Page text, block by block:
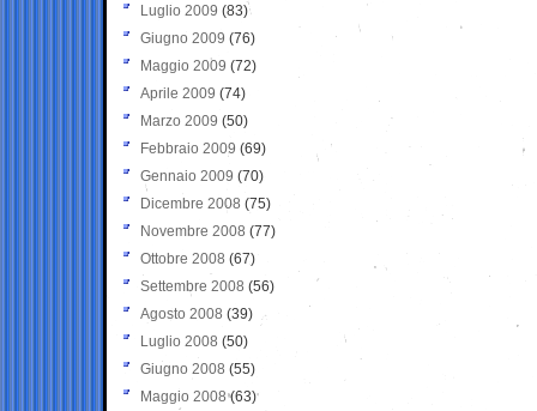
Luglio 2009 (83)
Giugno 2009 (76)
Maggio 2009 (72)
Aprile 2009 (74)
Marzo 2009 (50)
Febbraio 2009 (69)
Gennaio 2009 (70)
Dicembre 2008 (75)
Novembre 2008 (77)
Ottobre 2008 (67)
Settembre 2008 (56)
Agosto 2008 (39)
Luglio 2008 (50)
Giugno 2008 (55)
Maggio 2008(63)